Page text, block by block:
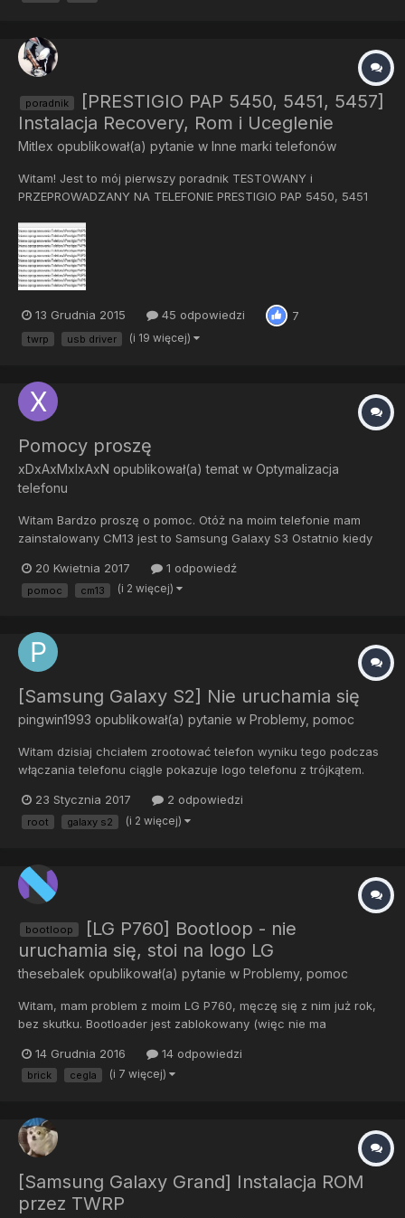
poradnik
[PRESTIGIO PAP 5450, 5451, 5457]
Instalacja Recovery, Rom i Uceglenie
Mitlex opublikował(a) pytanie w Inne marki telefonów
Witam! Jest to mój pierwszy poradnik TESTOWANY i
PRZEPROWADZANY NA TELEFONIE PRESTIGIO PAP 5450, 5451
Recovery i nowego ROM’a w telefonach Prestigio (Mt65xx).
(Podejrzewam, że Instrukcja przyda się na każdy model
Prestigi...
13 Grudnia 2015 45 odpowiedzi 7
twrp usb driver (i 19 więcej)
Pomocy proszę
xDxAxMxIxAxN opublikował(a) temat w Optymalizacja
telefonu
Witam Bardzo proszę o pomoc. Otóż na moim telefonie mam
zainstalowany CM13 jest to Samsung Galaxy S3 Ostatnio kiedy
(tak ja po 1 uruchomieniu telefonu po wgraniu CM13 ) Ale po tym
jak aplikacje się "zaladowaly" pokazał mi się ekra...
20 Kwietnia 2017 1 odpowiedź
pomoc cm13 (i 2 więcej)
[Samsung Galaxy S2] Nie uruchamia się
pingwin1993 opublikował(a) pytanie w Problemy, pomoc
Witam dzisiaj chciałem zrootować telefon wyniku tego podczas
włączania telefonu ciągle pokazuje logo telefonu z trójkątem.
pojemność baterii. Również nie mogę wejść do Recovery mode.
Jedynie co działa to Download Mode ale port usb po podł...
23 Stycznia 2017 2 odpowiedzi
root galaxy s2 (i 2 więcej)
bootloop
[LG P760] Bootloop - nie
uruchamia się, stoi na logo LG
thesebalek opublikował(a) pytanie w Problemy, pomoc
Witam, mam problem z moim LG P760, męczę się z nim już rok,
bez skutku. Bootloader jest zablokowany (więc nie ma
szukałem sobie Custom ROM-a na L9-tkę i znalazłem
CyanogenMod 12.1 (na Androidzie 5.0.1), ten ROM był na
14 Grudnia 2016 14 odpowiedzi
brick cegla (i 7 więcej)
[Samsung Galaxy Grand] Instalacja ROM
przez TWRP